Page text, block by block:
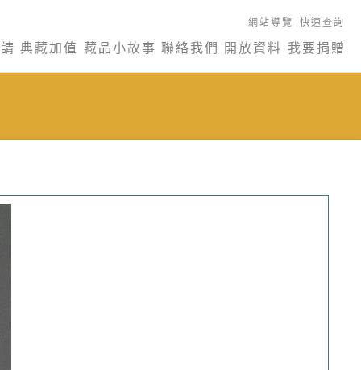
網站導覽 快速查詢
典藏加值 藏品小故事 聯絡我們 開放資料 我要捐贈